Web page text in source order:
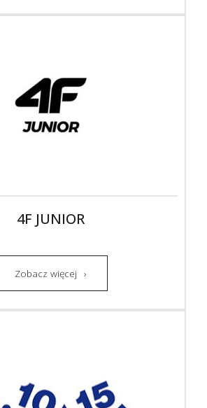
4F JUNIOR
Zobacz więcej